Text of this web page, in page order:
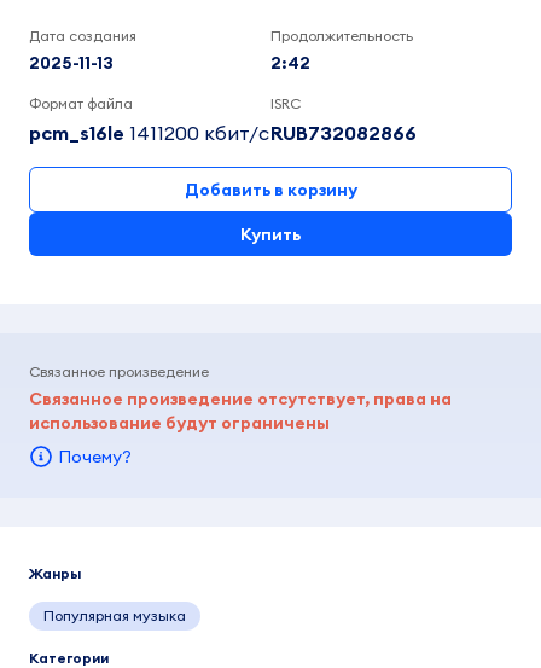
Дата создания
2025-11-13
Продолжительность
2:42
Формат файла
pcm_s16le 1411200 кбит/c
ISRC
RUB732082866
Добавить в корзину
Купить
Связанное произведение
Связанное произведение отсутствует, права на
использование будут ограничены
Почему?
Жанры
Популярная музыка
Категории